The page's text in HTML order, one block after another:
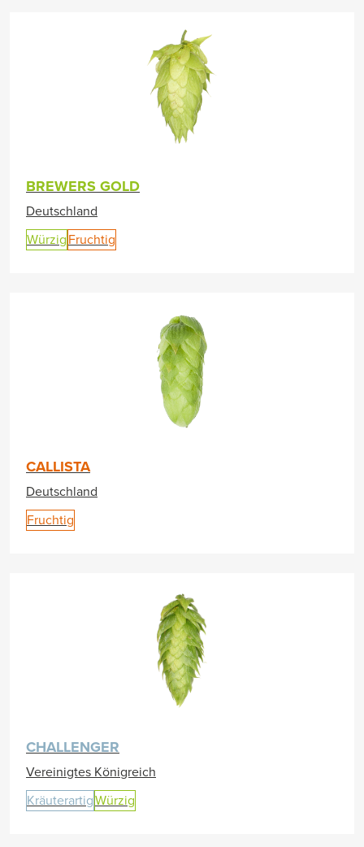
BREWERS GOLD
Deutschland
Würzig Fruchtig
CALLISTA
Deutschland
Fruchtig
CHALLENGER
Vereinigtes Königreich
KräuterartigWürzig